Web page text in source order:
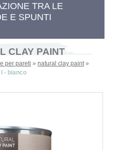
TRA LE
E SPUNTI
CLAY PAINT
per pareti »natural clay paint »
- bianco